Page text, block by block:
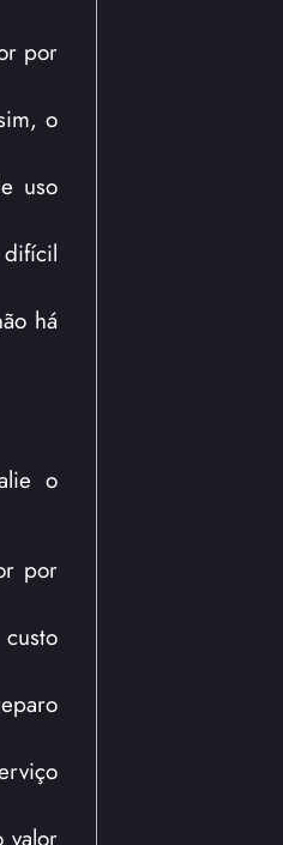
por
o
uso
há
o
por
valor